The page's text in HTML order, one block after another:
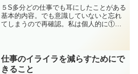
５S多分どの仕事でも耳にしたことがある
基本的内容。でも意識していないと忘れ
てしまうので再確認。私は個人的に①の
ノは少ない方が思考も整理されるので結
果仕事が捗ります。一番...
仕事のイライラを減らすためにで
きること